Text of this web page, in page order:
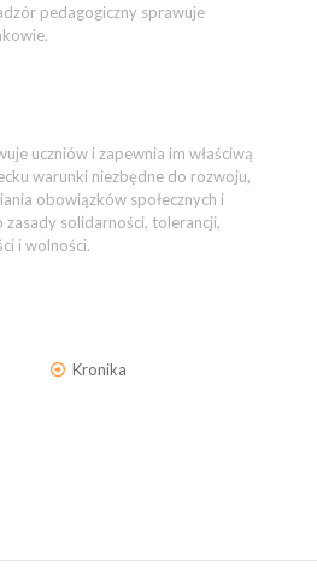
pedagogiczny sprawuje
uczniów i zapewnia im właściwą
warunki niezbędne do rozwoju,
obowiązków społecznych i
solidarności, tolerancji,
i wolności.
Kronika